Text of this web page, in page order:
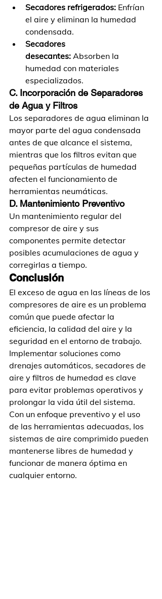
Secadores refrigerados: Enfrían
el aire y eliminan la humedad
condensada.
Secadores
desecantes: Absorben la
humedad con materiales
especializados.
C. Incorporación de Separadores
de Agua y Filtros
Los separadores de agua eliminan la
mayor parte del agua condensada
antes de que alcance el sistema,
mientras que los filtros evitan que
pequeñas partículas de humedad
afecten el funcionamiento de
herramientas neumáticas.
D. Mantenimiento Preventivo
Un mantenimiento regular del
compresor de aire y sus
componentes permite detectar
posibles acumulaciones de agua y
corregirlas a tiempo.
Conclusión
El exceso de agua en las líneas de los
compresores de aire es un problema
común que puede afectar la
eficiencia, la calidad del aire y la
seguridad en el entorno de trabajo.
Implementar soluciones como
drenajes automáticos, secadores de
aire y filtros de humedad es clave
para evitar problemas operativos y
prolongar la vida útil del sistema.
Con un enfoque preventivo y el uso
de las herramientas adecuadas, los
sistemas de aire comprimido pueden
mantenerse libres de humedad y
funcionar de manera óptima en
cualquier entorno.